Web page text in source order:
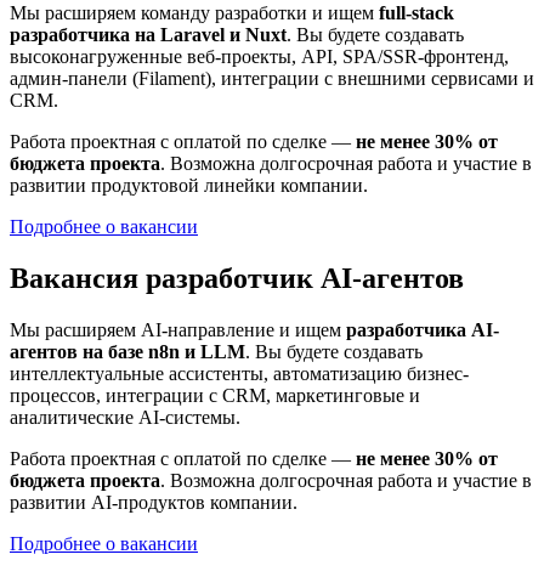
Мы расширяем команду разработки и ищем full-stack
разработчика на Laravel и Nuxt. Вы будете создавать
высоконагруженные веб-проекты, API, SPA/SSR-фронтенд,
админ-панели (Filament), интеграции с внешними сервисами и
CRM.
Работа проектная с оплатой по сделке — не менее 30% от
бюджета проекта. Возможна долгосрочная работа и участие в
развитии продуктовой линейки компании.
Подробнее о вакансии
Вакансия разработчик AI-агентов
Мы расширяем AI-направление и ищем разработчика AI-
агентов на базе n8n и LLM. Вы будете создавать
интеллектуальные ассистенты, автоматизацию бизнес-
процессов, интеграции с CRM, маркетинговые и
аналитические AI-системы.
Работа проектная с оплатой по сделке — не менее 30% от
бюджета проекта. Возможна долгосрочная работа и участие в
развитии AI-продуктов компании.
Подробнее о вакансии